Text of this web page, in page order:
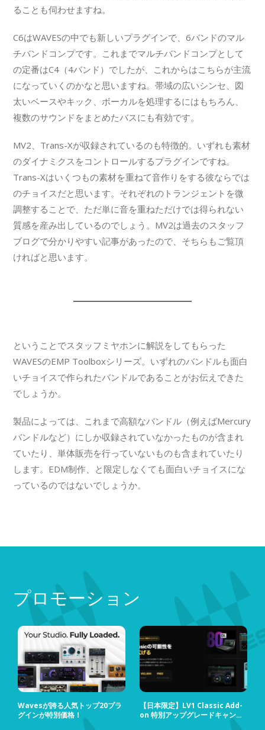
ることも伺わせますね。
C6はWAVESの中でも新しいプラグインで、6バンドのマル
チバンドコンプです。これまでマルチバンドコンプとして
の定番はC4（4バンド）でしたが、これからはこちらが主流
になっていくのかなと思いますね。帯域の広いシンセ、図
太いベースやキック、ボーカルを処理するにはもちろん、
複数のサウンドをまとめたバスにも有効です。
MV2、Trans-Xが収録されているのも特徴的。いずれも素材
のダイナミクスをコントロールするプラグインですね。
Trans-Xはいくつもの素材を重ねて音作りをする彼ならでは
のチョイスだと思います。それぞれのトランジェントを微
調整することで、ただ単に音を重ねただけでは得られない
質感を産み出しているのでしょう。MV2は過去のスタッフ
ブログで分かりやすい記事があったので、そちらもご覧頂
ければと思います。
ということでスタッフミヤホンに解説をしてもらった
WAVESのEMP Toolboxシリーズ。いずれのバンドルも面白
いチョイスで作られたバンドルであることがお伝えできた
でしょうか。
製品によっては、これまで高額なバンドル（例えばMercury
バンドルなど）にしか収録されていなかったものが含まれ
ていたり、単体販売を行っていないものも含まれていたり
します。EDM制作、と限定しなくても面白いチョイスにな
っているのではないでしょうか。
プロモーション
Wavesが誇る人気トップ20プラ
グインが特別価格！
【日本限定】LV1 Classic Add-
on 特別アップグレードキャンペ